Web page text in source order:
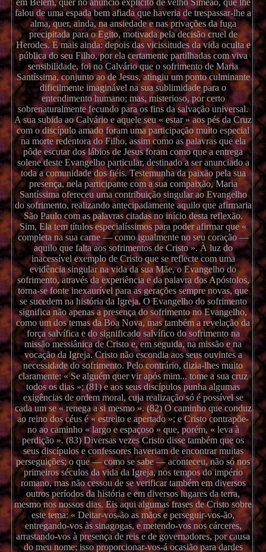
em Belém, quer no anúncio explícito de velho Simeão, que lhe
falou de uma espada bem afiada que haveria de trespassar-lhe a
alma, quer, ainda, na ansiedade e nas privações da fuga
precipitada para o Egito, motivada pela decisão cruel de
Herodes. E mais ainda: depois das vicissitudes da vida oculta e
pública do seu Filho, por ela certamente partilhadas com viva
sensibilidade, foi no Calvário que o sofrimento de Maria
Santíssima, conjunto ao de Jesus, atingiu um ponto culminante
dificilmente imaginável na sua sublimidade para o
entendimento humano; mas, misterioso, por certo
sobrenaturalmente fecundo para os fins da salvação universal.
A sua subida ao Calvário e aquele seu « estar » aos pés da Cruz
com o discípulo amado foram uma participação muito especial
na morte redentora do Filho, assim como as palavras que ela
pôde escutar dos lábios de Jesus foram como que a entrega
solene deste Evangelho particular, destinado a ser anunciado a
toda a comunidade dos fiéis. Testemunha da paixão pela sua
presença, nela participante com a sua compaixão, Maria
Santíssima ofereceu uma contribuição singular ao Evangelho
do sofrimento, realizando antecipadamente aquilo que afirmaria
São Paulo com as palavras citadas no início desta reflexão.
Sim, Ela tem títulos especialíssimos para poder afirmar que «
completa na sua carne — como igualmente no seu coração —
aquilo que falta aos sofrimentos de Cristo ». À luz do
inacessível exemplo de Cristo que se reflecte com uma
evidência singular na vida da sua Mãe, o Evangelho do
sofrimento, através da experiência e da palavra dos Apóstolos,
torna-se fonte inexaurível para as gerações sempre novas, que
se sucedem na história da Igreja. O Evangelho do sofrimento
significa não apenas a presença do sofrimento no Evangelho,
como um dos temas da Boa Nova, mas também a revelação da
força salvífica e do significado salvífico do sofrimento na
missão messiânica de Cristo e, em seguida, na missão e na
vocação da Igreja. Cristo não escondia aos seus ouvintes a
necessidade do sofrimento. Pelo contrário, dizia-lhes muito
claramente: « Se alguém quer vir após mim... tome a sua cruz
todos os dias »; (81) e aos seus discípulos punha algumas
exigências de ordem moral, cuja realização só é possível se
cada um se « renega a si mesmo ». (82) O caminho que conduz
ao reino dos céus é « estreito e apertado »; e Cristo contrapõe-
no ao caminho « largo e espaçoso » que, porém, « leva à
perdição ». (83) Diversas vezes Cristo disse também que os
seus discípulos e confessores haveriam de encontrar muitas
perseguições; o que — como se sabe — aconteceu, não só nos
primeiros séculos da vida da Igreja, nos tempos do império
romano, mas não cessou de se verificar também em diversos
outros períodos da história e em diversos lugares da terra,
mesmo nos nossos dias. Eis aqui algumas frases de Cristo sobre
este tema: « Deitar-vos-ão as mãos e perseguir-vos-ão,
entregando-vos às sinagogas, e metendo-vos nos cárceres,
arrastando-vos à presença de reis e de governadores, por causa
do meu nome; isso proporcionar-vos-á ocasião para dardes